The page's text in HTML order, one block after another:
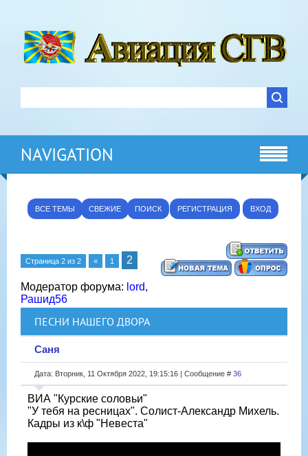
NAVIGATION
ВСЕ ТЕМЫ СВЕЖИЕ ПОИСК РЕГИСТРАЦИЯ ВХОД
Страница 2 из 2 « 1 2
Модератор форума: lord,
Рашид56
ПЕСНИ НАШЕГО ДВОРА
Саня
Дата: Вторник, 11 Октября 2022, 19:15:16 | Сообщение # 36
ВИА "Курские соловьи"
"У тебя на ресницах". Солист-Александр Михель.
Кадры из к\ф "Невеста"